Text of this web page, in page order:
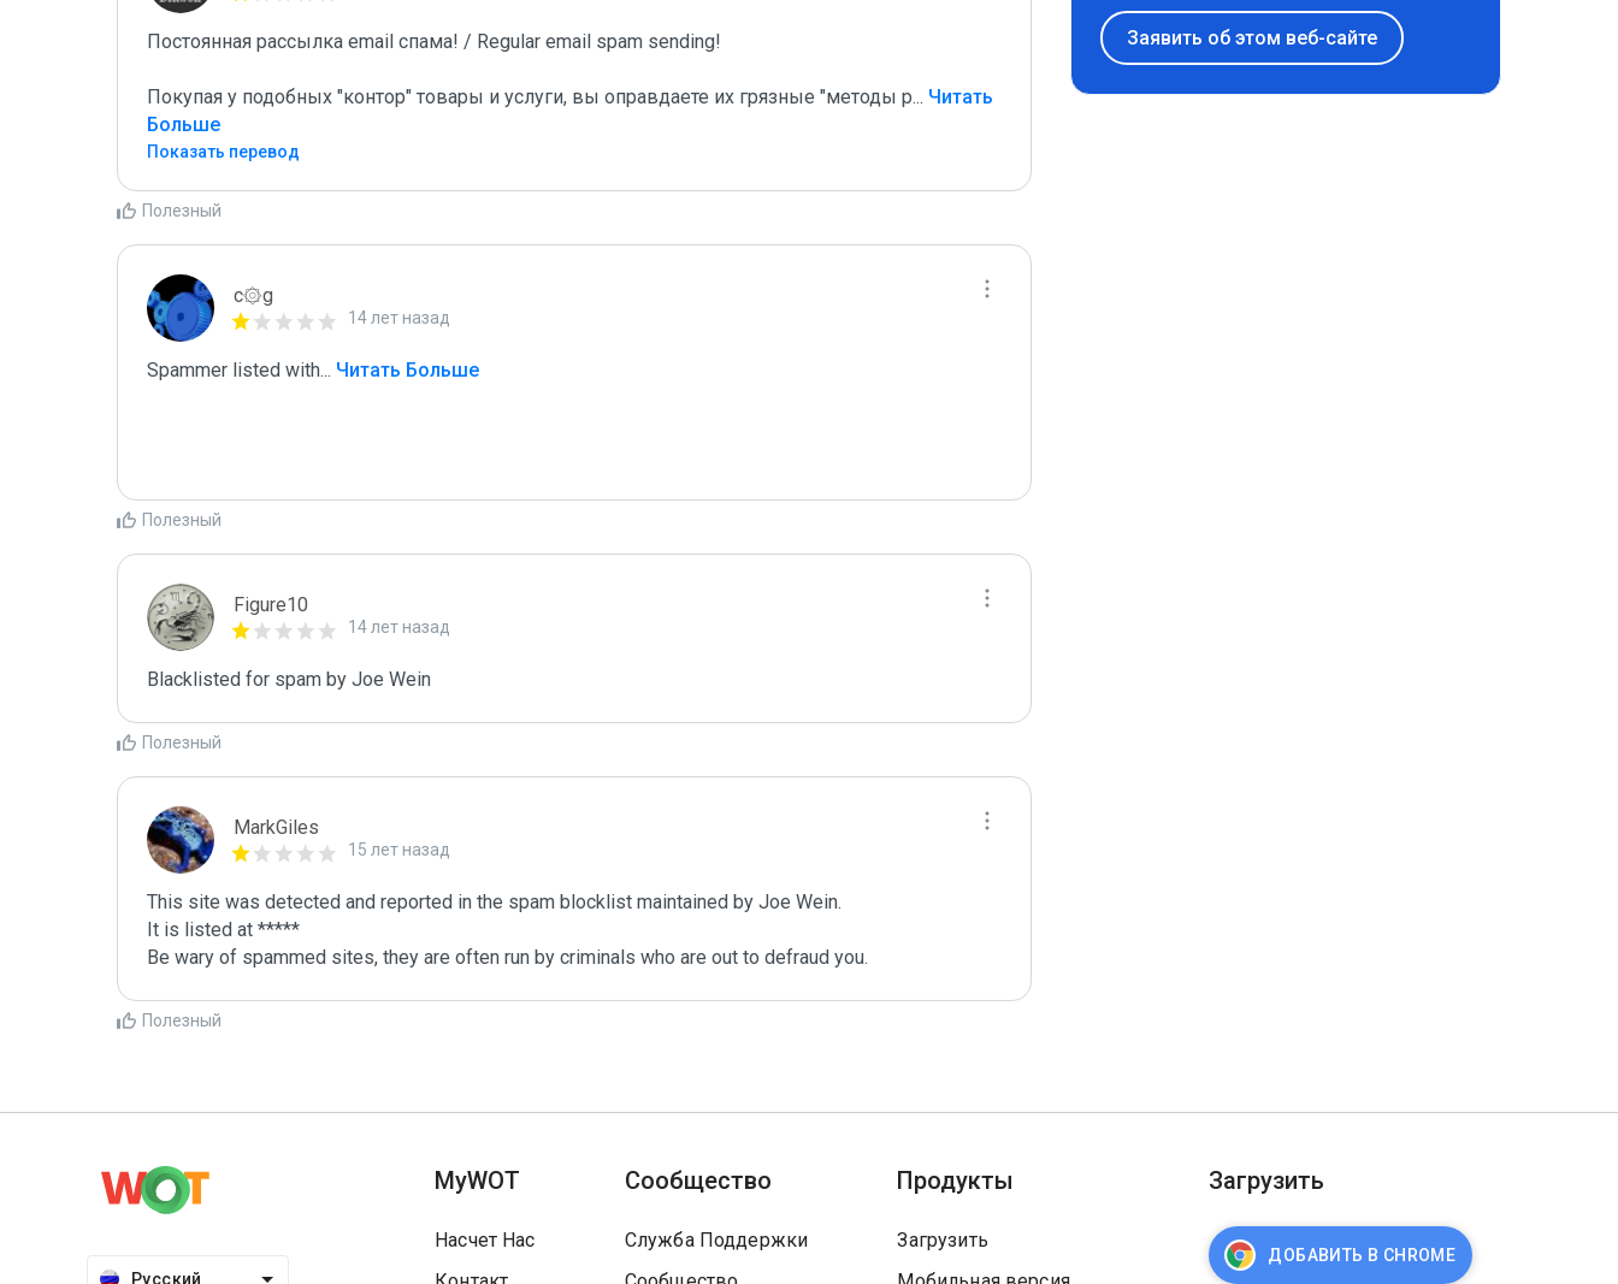
Постоянная рассылка email спама! / Regular email spam sending!
Покупая у подобных "контор" товары и услуги, вы оправдаете их грязные "методы р... Читать
Больше
Показать перевод
Полезный
c۞g
14 лет назад
Spammer listed with... Читать Больше
Полезный
Figure10
14 лет назад
Blacklisted for spam by Joe Wein
Полезный
MarkGiles
15 лет назад
This site was detected and reported in the spam blocklist maintained by Joe Wein.
It is listed at *****
Be wary of spammed sites, they are often run by criminals who are out to defraud you.
Полезный
Заявить об этом веб-сайте
Русский
MyWOT
Насчет Нас
Сообщество
Служба Поддержки
Продукты
Загрузить
Загрузить
ДОБАВИТЬ В CHROME